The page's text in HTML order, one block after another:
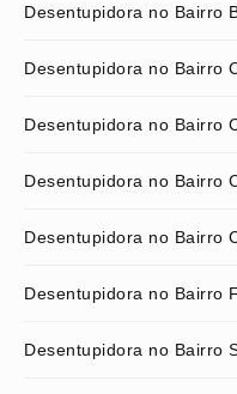
Desentupidora no Bairro
Desentupidora no Bairro
Desentupidora no Bairro
Desentupidora no Bairro
Desentupidora no Bairro
Desentupidora no Bairro
Desentupidora no Bairro